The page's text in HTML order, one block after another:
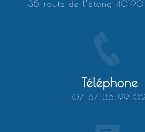
35 route de l’étang
Téléphone
07 87 35 99 02